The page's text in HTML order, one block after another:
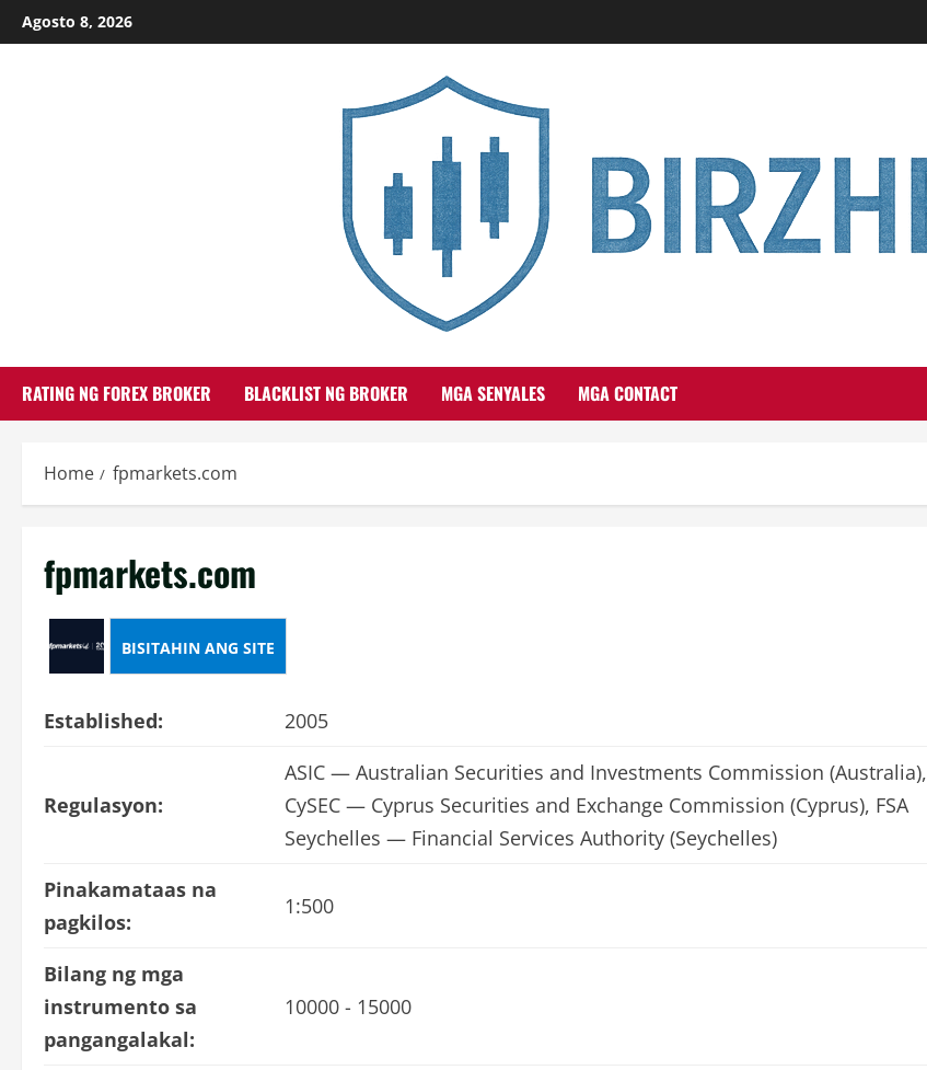
Skip
to
Agosto 8, 2026
RATING NG FOREX BROKER BLACKLIST NG BROKER MGA SENYALES MGA CONTACT
Home fpmarkets.com
fpmarkets.com
BISITAHIN ANG SITE
Established: 2005
Regulasyon:
ASIC — Australian Securities and Investments Commission (Australia),
CySEC — Cyprus Securities and Exchange Commission (Cyprus), FSA
Seychelles — Financial Services Authority (Seychelles)
Pinakamataas na
pagkilos:
1:500
Bilang ng mga
instrumento sa
pangangalakal:
10000 - 15000